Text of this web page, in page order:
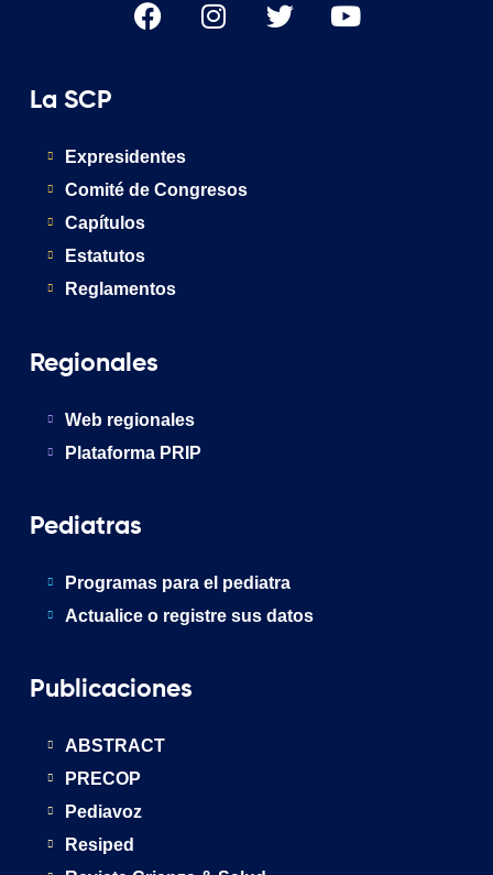
La SCP
Expresidentes
Comité de Congresos
Capítulos
Estatutos
Reglamentos
Regionales
Web regionales
Plataforma PRIP
Pediatras
Programas para el pediatra
Actualice o registre sus datos
Publicaciones
ABSTRACT
PRECOP
Pediavoz
Resiped